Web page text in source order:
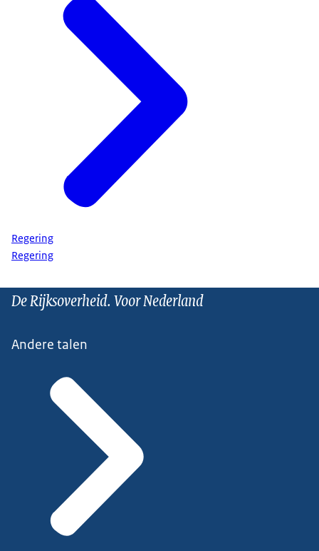
Regering
Regering
De Rijksoverheid. Voor Nederland
Andere talen